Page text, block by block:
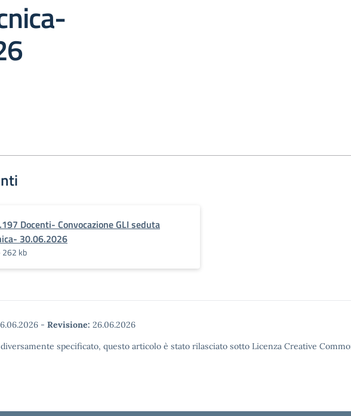
Docenti- Convocazione GLI seduta
30.06.2026
262 kb
- Revisione: 26.06.2026
specificato, questo articolo è stato rilasciato sotto Licenza Creative